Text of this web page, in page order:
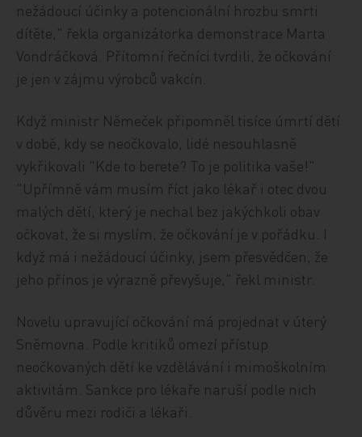
nežádoucí účinky a potencionální hrozbu smrti
dítěte," řekla organizátorka demonstrace Marta
Vondráčková. Přítomní řečníci tvrdili, že očkování
je jen v zájmu výrobců vakcín.
Když ministr Němeček připomněl tisíce úmrtí dětí
v době, kdy se neočkovalo, lidé nesouhlasně
vykřikovali "Kde to berete? To je politika vaše!"
"Upřímně vám musím říct jako lékař i otec dvou
malých dětí, který je nechal bez jakýchkoli obav
očkovat, že si myslím, že očkování je v pořádku. I
když má i nežádoucí účinky, jsem přesvědčen, že
jeho přínos je výrazně převyšuje," řekl ministr.
Novelu upravující očkování má projednat v úterý
Sněmovna. Podle kritiků omezí přístup
neočkovaných dětí ke vzdělávání i mimoškolním
aktivitám. Sankce pro lékaře naruší podle nich
důvěru mezi rodiči a lékaři.